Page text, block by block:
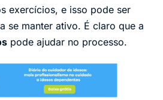
exercícios, e isso pode ser
se manter ativo. É claro que a
pode ajudar no processo.